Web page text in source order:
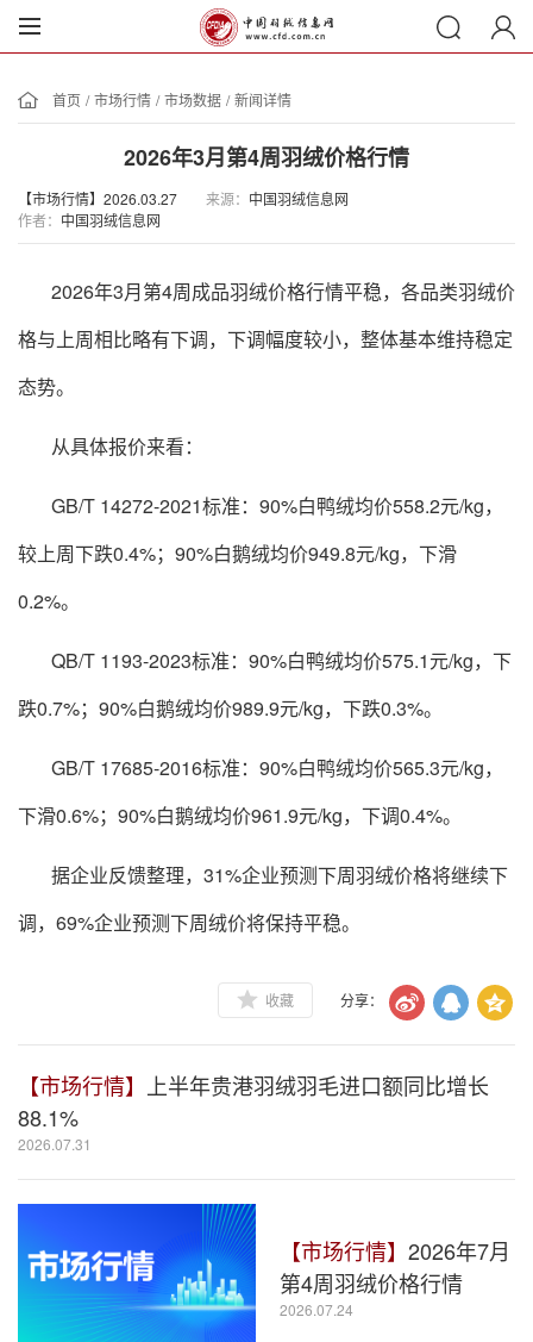
首页 / 市场行情 / 市场数据 / 新闻详情
2026年3月第4周羽绒价格行情
【市场行情】2026.03.27 来源： 中国羽绒信息网
作者： 中国羽绒信息网
2026年3月第4周成品羽绒价格行情平稳，各品类羽绒价
格与上周相比略有下调，下调幅度较小，整体基本维持稳定
态势。
从具体报价来看：
GB/T 14272-2021标准：90%白鸭绒均价558.2元/kg，
较上周下跌0.4%；90%白鹅绒均价949.8元/kg，下滑
0.2%。
QB/T 1193-2023标准：90%白鸭绒均价575.1元/kg，下
跌0.7%；90%白鹅绒均价989.9元/kg，下跌0.3%。
GB/T 17685-2016标准：90%白鸭绒均价565.3元/kg，
下滑0.6%；90%白鹅绒均价961.9元/kg，下调0.4%。
据企业反馈整理，31%企业预测下周羽绒价格将继续下
调，69%企业预测下周绒价将保持平稳。
收藏 分享：
【市场行情】
上半年贵港羽绒羽毛进口额同比增长
88.1%
2026.07.31
【市场行情】 2026年7月
第4周羽绒价格行情
2026.07.24